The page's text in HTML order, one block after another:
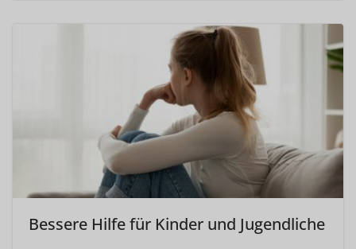
Bessere Hilfe für Kinder und Jugendliche